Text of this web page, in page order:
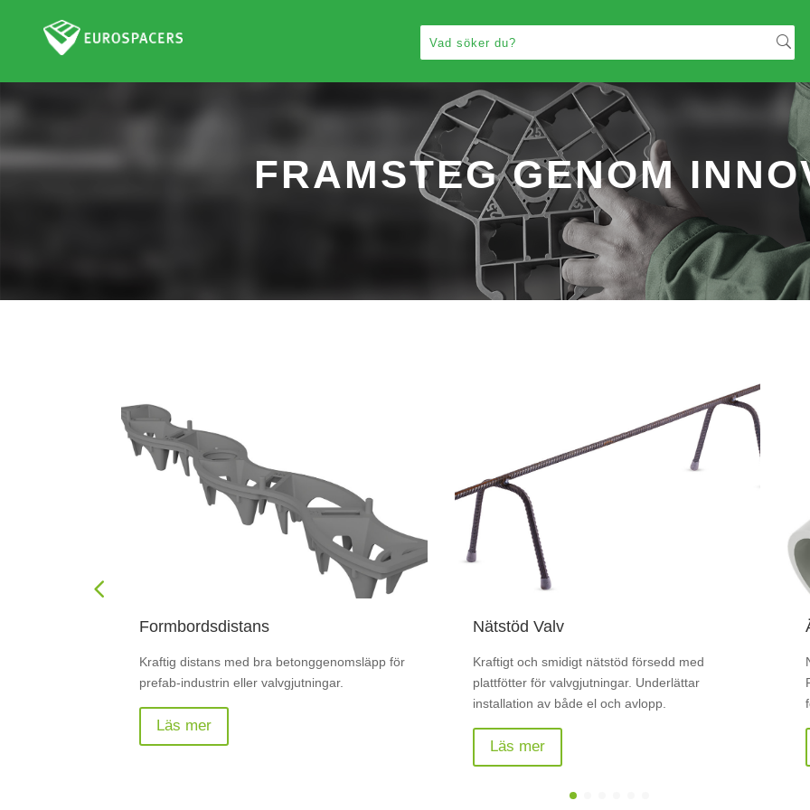
FRAMSTEG GENOM
Nätstöd Valv
Kraftigt och smidigt nätstöd försedd med
plattfötter för valvgjutningar. Underlättar
installation av både el och avlopp.
Läs mer
Änddistans B8
Nu i täckskikt från 15 mm upp till 50 mm.
Respektive distans har längdangivelser på sig
för enkel identifikation.
Läs mer